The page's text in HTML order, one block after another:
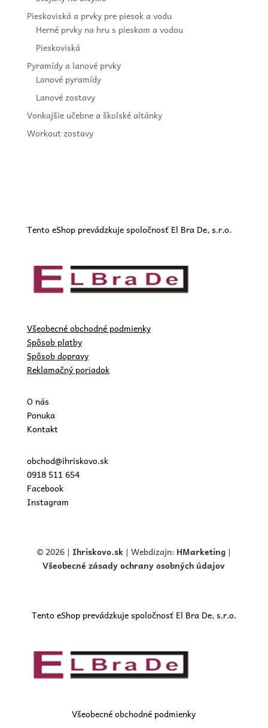
Pieskoviská a prvky pre piesok a vodu
Herné prvky na hru s pieskom a vodou
Pieskoviská
Pyramídy a lanové prvky
Lanové pyramídy
Lanové zostavy
Vonkajšie učebne a školské altánky
Workout zostavy
Tento eShop prevádzkuje spoločnosť El Bra De, s.r.o.
Všeobecné obchodné podmienky
Spôsob platby
Spôsob dopravy
Reklamačný poriadok
O nás
Ponuka
Kontakt
obchod@ihriskovo.sk
0918 511 654
Facebook
Instagram
© 2026 | Ihriskovo.sk| Webdizajn: HMarketing |
Všeobecné zásady ochrany osobných údajov
Tento eShop prevádzkuje spoločnosť El Bra De, s.r.o.
Všeobecné obchodné podmienky